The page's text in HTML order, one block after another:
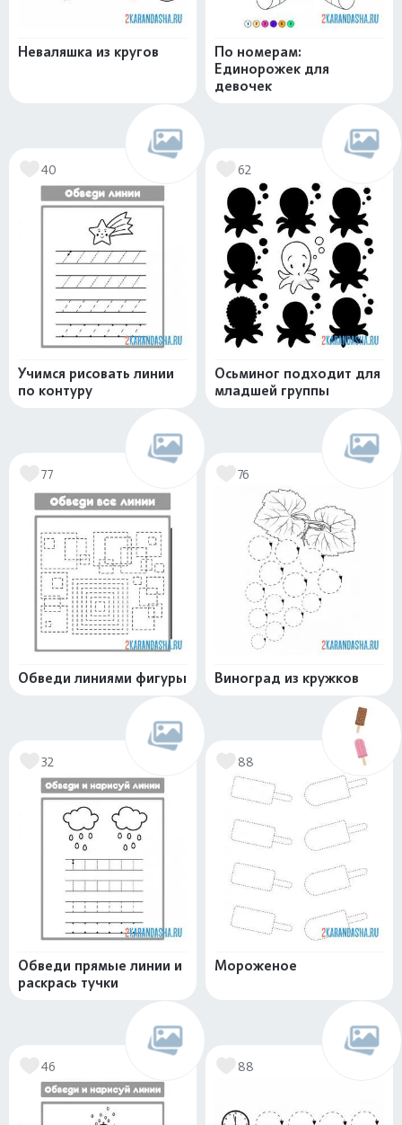
Неваляшка из кругов
По номерам:
Единорожек для
девочек
40
Учимся рисовать линии
по контуру
62
Осьминог подходит для
младшей группы
77
Обведи линиями фигуры
76
Виноград из кружков
32
Обведи прямые линии и
раскрась тучки
88
Мороженое
46 88